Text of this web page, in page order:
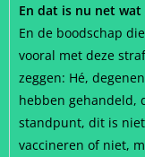
En dat is nu net wat
En de boodschap
vooral met deze
zeggen: Hé,
hebben gehandeld,
standpunt, dit is
vaccineren of niet,